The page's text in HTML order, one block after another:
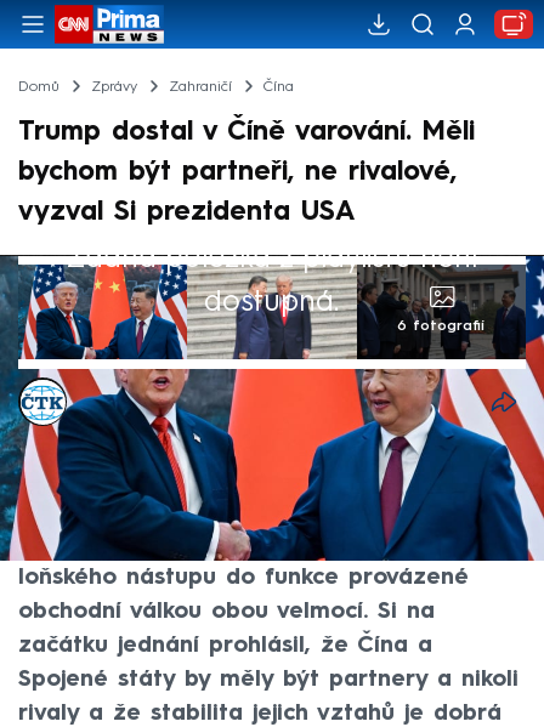
Domů Zprávy Zahraničí Čína
Trump dostal v Číně varování. Měli
bychom být partneři, ne rivalové,
vyzval Si prezidenta USA
Žádná položka z playlistu není
dostupná.
6 fotografií
ČTK
14. kvě 2026, 06:35
Čínský vůdce Si Ťin-pching ve čtvrtek uvítal
amerického prezidenta Donalda Trumpa při
jeho první oficiální návštěvě Číny od
loňského nástupu do funkce provázené
obchodní válkou obou velmocí. Si na
začátku jednání prohlásil, že Čína a
Spojené státy by měly být partnery a nikoli
rivaly a že stabilita jejich vztahů je dobrá